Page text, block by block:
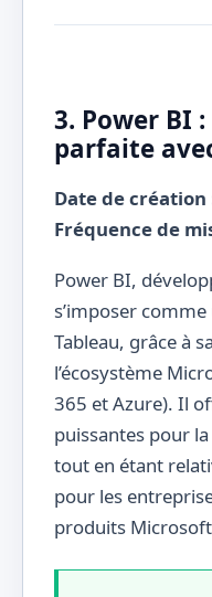
3. Power BI
parfaite
Date de création
Fréquence de
Power BI,
s’imposer
Tableau, grâce à
l’écosystème
365 et Azure). Il
puissantes pour
tout en étant
pour les
produits